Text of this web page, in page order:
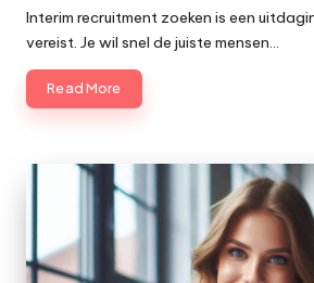
by
Interim recruitment zoeken is een
vereist. Je wil snel de juiste mensen…
Read More